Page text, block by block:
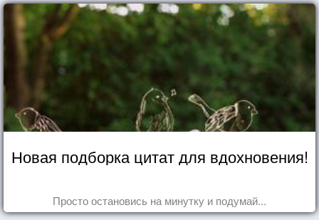
Новая подборка цитат для вдохновения!
Просто остановись на минутку и подумай...